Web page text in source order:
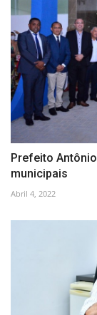
Prefeito
municipais
Abril 4, 2022